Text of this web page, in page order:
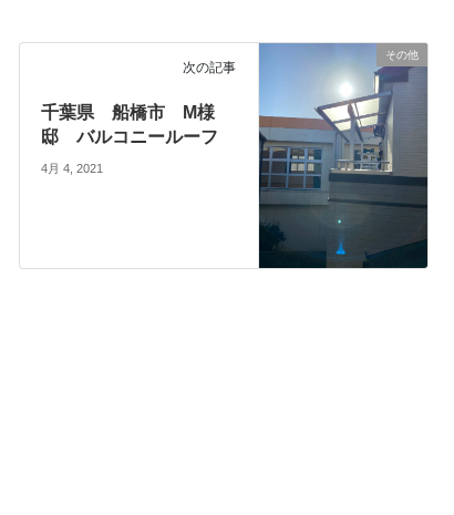
その他
次の記事
千葉県 船橋市 M様
邸 バルコニールーフ
4月 4, 2021